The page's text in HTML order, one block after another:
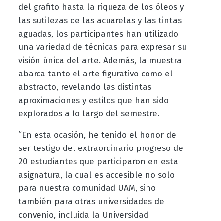
del grafito hasta la riqueza de los óleos y
las sutilezas de las acuarelas y las tintas
aguadas, los participantes han utilizado
una variedad de técnicas para expresar su
visión única del arte. Además, la muestra
abarca tanto el arte figurativo como el
abstracto, revelando las distintas
aproximaciones y estilos que han sido
explorados a lo largo del semestre.
“En esta ocasión, he tenido el honor de
ser testigo del extraordinario progreso de
20 estudiantes que participaron en esta
asignatura, la cual es accesible no solo
para nuestra comunidad UAM, sino
también para otras universidades de
convenio, incluida la Universidad